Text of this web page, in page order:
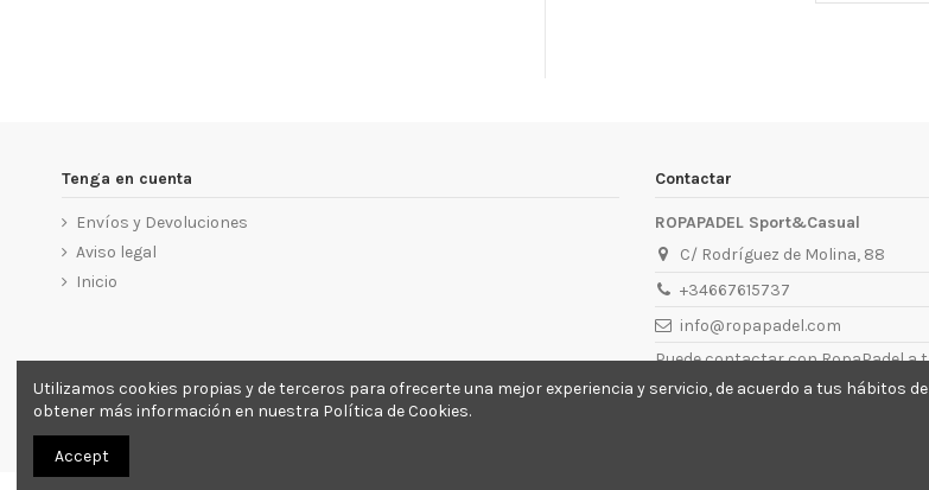
Tenga en cuenta
Envíos y Devoluciones
Aviso legal
Inicio
Contactar
ROPAPADEL Sport&Casual
C/ Rodríguez de Molina, 88
+34667615737
info@ropapadel.com
Puede contactar con RopaPadel a
Utilizamos cookies propias y de terceros para ofrecerte una mejor experiencia y servicio, de acuerdo a tus hábitos
obtener más información en nuestra Política de Cookies.
Accept